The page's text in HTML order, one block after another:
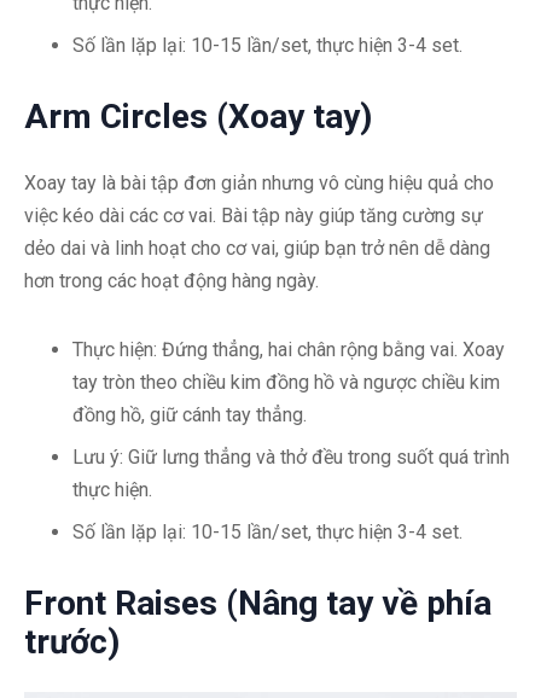
Số lần lặp lại: 10-15 lần/set, thực hiện 3-4 set.
Arm Circles (Xoay tay)
Xoay tay là bài tập đơn giản nhưng vô cùng hiệu quả cho
việc kéo dài các cơ vai. Bài tập này giúp tăng cường sự
dẻo dai và linh hoạt cho cơ vai, giúp bạn trở nên dễ dàng
hơn trong các hoạt động hàng ngày.
Thực hiện: Đứng thẳng, hai chân rộng bằng vai. Xoay
tay tròn theo chiều kim đồng hồ và ngược chiều kim
đồng hồ, giữ cánh tay thẳng.
Lưu ý: Giữ lưng thẳng và thở đều trong suốt quá trình
thực hiện.
Số lần lặp lại: 10-15 lần/set, thực hiện 3-4 set.
Front Raises (Nâng tay về phía
trước)